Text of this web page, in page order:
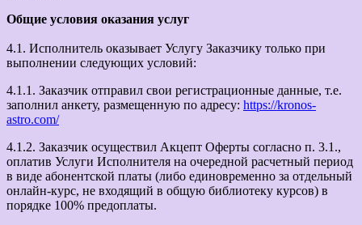
Общие условия оказания услуг
4.1. Исполнитель оказывает Услугу Заказчику только при
выполнении следующих условий:
4.1.1. Заказчик отправил свои регистрационные данные, т.е.
заполнил анкету, размещенную по адресу: https://kronos-
astro.com/
4.1.2. Заказчик осуществил Акцепт Оферты согласно п. 3.1.,
оплатив Услуги Исполнителя на очередной расчетный период
в виде абонентской платы (либо единовременно за отдельный
онлайн-курс, не входящий в общую библиотеку курсов) в
порядке 100% предоплаты.